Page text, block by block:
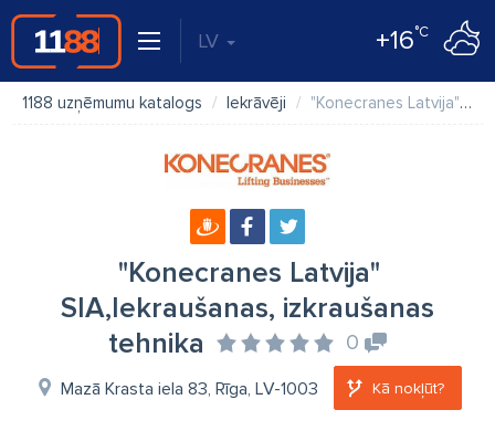
LV +16°C
1188 uzņēmumu katalogs Iekrāvēji "Konecranes Latvija" SIA,Iekraušanas, izkraušanas tehnika
"Konecranes Latvija"
SIA,Iekraušanas, izkraušanas
tehnika
0
Mazā Krasta iela 83, Rīga, LV-1003 Kā nokļūt?